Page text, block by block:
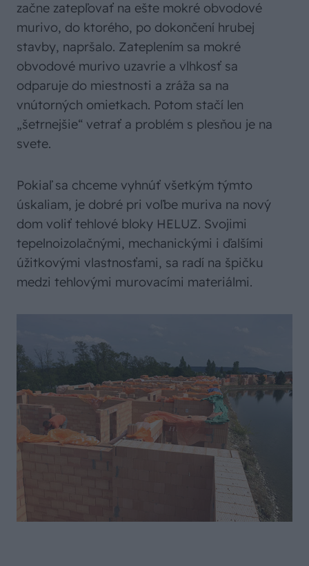
začne zatepľovať na ešte mokré obvodové
murivo, do ktorého, po dokončení hrubej
stavby, napršalo. Zateplením sa mokré
obvodové murivo uzavrie a vlhkosť sa
odparuje do miestnosti a zráža sa na
vnútorných omietkach. Potom stačí len
„šetrnejšie“ vetrať a problém s plesňou je na
svete.
Pokiaľ sa chceme vyhnúť všetkým týmto
úskaliam, je dobré pri voľbe muriva na nový
dom voliť tehlové bloky HELUZ. Svojimi
tepelnoizolačnými, mechanickými i ďalšími
úžitkovými vlastnosťami, sa radí na špičku
medzi tehlovými murovacími materiálmi.